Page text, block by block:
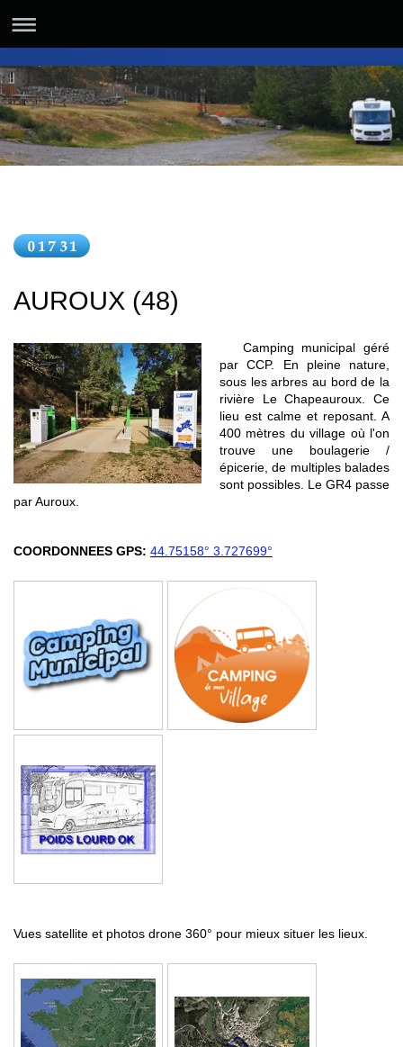
AUROUX (48)
Camping municipal géré
par CCP. En pleine nature,
sous les arbres au bord de la
rivière Le Chapeauroux. Ce
lieu est calme et reposant. A
400 mètres du village où l'on
trouve une boulagerie /
épicerie, de multiples balades
sont possibles. Le GR4 passe
par Auroux.
COORDONNEES GPS: 44.75158° 3.727699°
Vues satellite et photos drone 360° pour mieux situer les lieux.